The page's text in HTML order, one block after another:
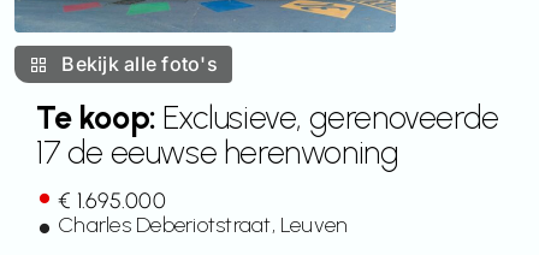
Succesverhalen
Team
Bekijk alle foto's
Te koop: Exclusieve, gerenoveerde
17 de eeuwse herenwoning
€ 1.695.000
Charles Deberiotstraat, Leuven